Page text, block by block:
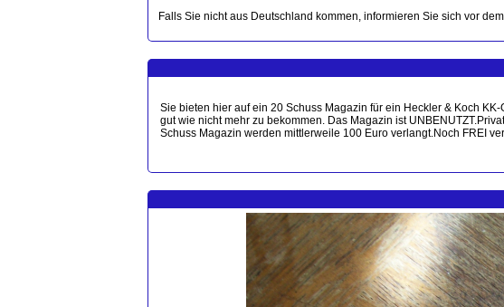
Falls Sie nicht aus Deutschland kommen, informieren Sie sich vor
Sie bieten hier auf ein 20 Schuss Magazin für ein Heckler & Koch
gut wie nicht mehr zu bekommen. Das Magazin ist
Schuss Magazin werden mittlerweile 100 Euro verlangt.Noch FREI